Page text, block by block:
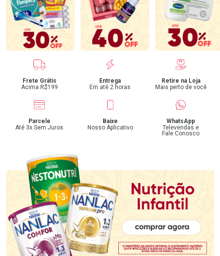
Benefícios
Frete Grátis
Acima R$199
Entrega
Em até 2 horas
Retire na Loja
Mais perto de você
Parcele
Até 3x Sem Juros
Baixe
Nosso Aplicativo
WhatsApp
Televendas e
Fale Conosco